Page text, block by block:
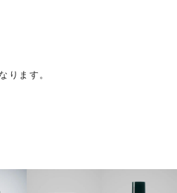
ります。